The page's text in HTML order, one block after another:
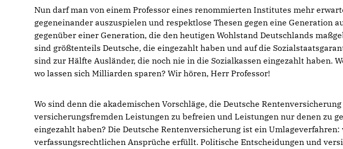
Nun darf man von einem Professor eines renommierten Institutes mehr
gegeneinander auszuspielen und respektlose Thesen gegen eine Generation
gegenüber einer Generation, die den heutigen Wohlstand Deutschlands
sind größtenteils Deutsche, die eingezahlt haben und auf die
sind zur Hälfte Ausländer, die noch nie in die Sozialkassen eingezahlt haben.
wo lassen sich Milliarden sparen? Wir hören, Herr Professor!
Wo sind denn die akademischen Vorschläge, die Deutsche
versicherungsfremden Leistungen zu befreien und Leistungen nur denen zu
eingezahlt haben? Die Deutsche Rentenversicherung ist ein
verfassungsrechtlichen Ansprüche erfüllt. Politische Entscheidungen und